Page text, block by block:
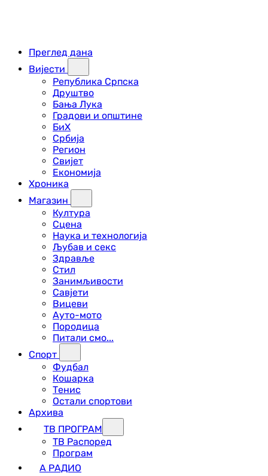
Преглед дана
Вијести
Република Српска
Друштво
Бања Лука
Градови и општине
БиХ
Србија
Регион
Свијет
Економија
Хроника
Магазин
Култура
Сцена
Наука и технологија
Љубав и секс
Здравље
Стил
Занимљивости
Савјети
Вицеви
Ауто-мото
Породица
Питали смо...
Спорт
Фудбал
Кошарка
Тенис
Остали спортови
Архива
ТВ ПРОГРАМ
ТВ Распоред
Програм
А РАДИО